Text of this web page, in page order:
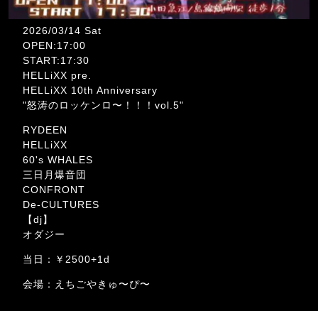
2026/03/14 Sat
OPEN:17:00
START:17:30
HELLiXX pre.
HELLiXX 10th Anniversary
"怒涛のロッケンロ〜！！！vol.5"
RYDEEN
HELLiXX
60's WHALES
三日月爆音団
CONFRONT
De-CULTURES
【dj】
オダジー
当日：￥2500+1d
会場：えちごやきゅ〜ぴ〜